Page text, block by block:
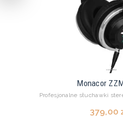
Monacor
Profesjonalne słuchawki
379,00